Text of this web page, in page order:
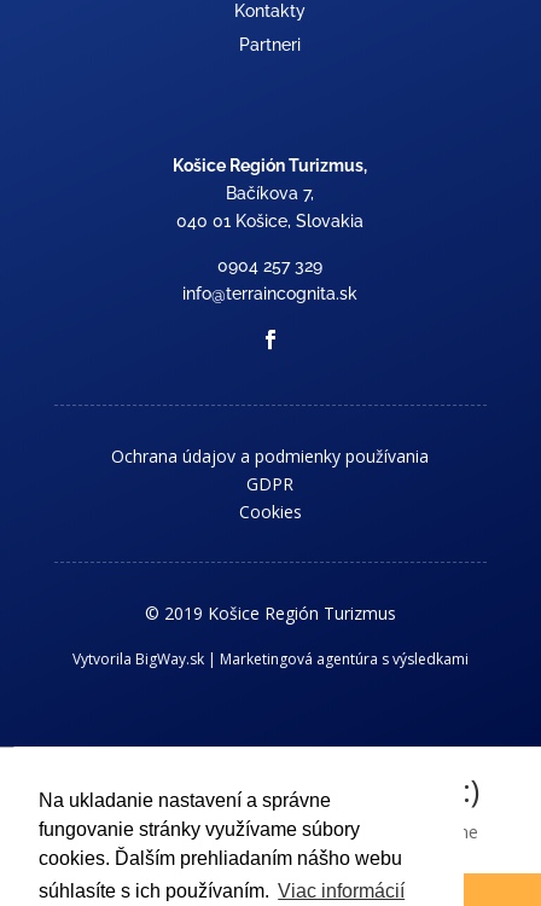
Na ukladanie nastavení a správne
fungovanie stránky využívame súbory
cookies. Ďalším prehliadaním nášho webu
súhlasíte s ich používaním. Viac informácií
Kontakty
Partneri
Košice Región Turizmus,
Bačíkova 7,
040 01 Košice, Slovakia
0904 257 329
info@terraincognita.sk
Ochrana údajov a podmienky používania
GDPR
Cookies
© 2019 Košice Región Turizmus
Vytvorila BigWay.sk | Marketingová agentúra s výsledkami
Chcem dostávať novinky z kraja :)
Príhlaste sa k odberu nášho newslettra a dostávajte aktuálne
informácie o dianí v Košickom regióne.